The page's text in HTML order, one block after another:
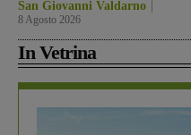
San Giovanni Valdarno
8 Agosto 2026
In Vetrina